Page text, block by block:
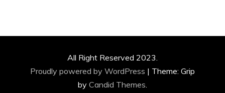
All Right Reserved 2023.
Proudly powered by WordPress | Theme: Grip
by Candid Themes.